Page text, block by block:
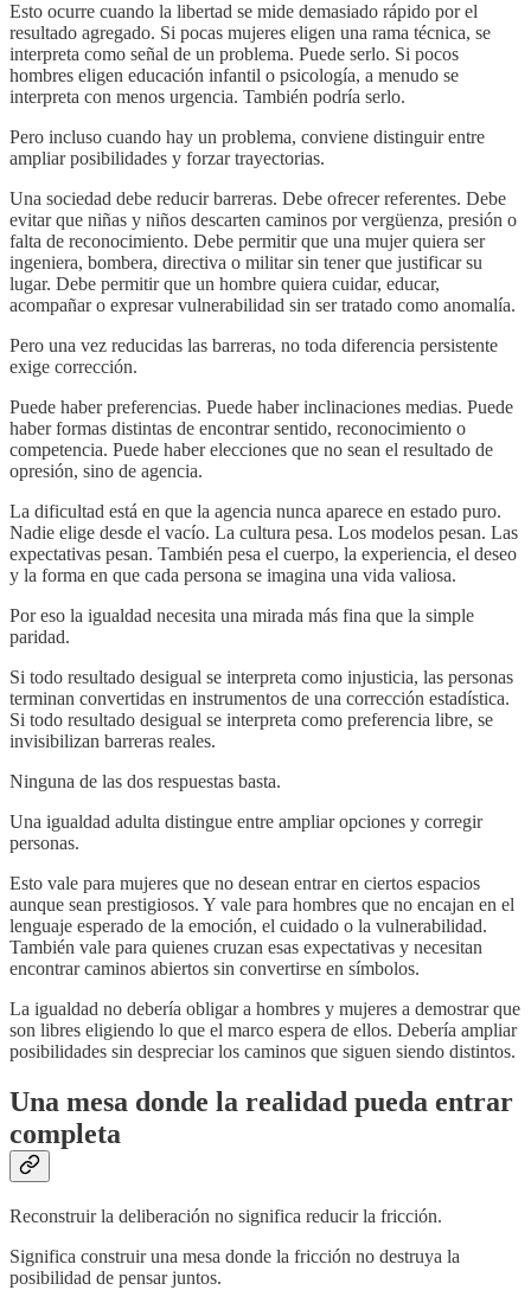
Esto ocurre cuando la libertad se mide demasiado rápido por el
resultado agregado. Si pocas mujeres eligen una rama técnica, se
interpreta como señal de un problema. Puede serlo. Si pocos
hombres eligen educación infantil o psicología, a menudo se
interpreta con menos urgencia. También podría serlo.
Pero incluso cuando hay un problema, conviene distinguir entre
ampliar posibilidades y forzar trayectorias.
Una sociedad debe reducir barreras. Debe ofrecer referentes. Debe
evitar que niñas y niños descarten caminos por vergüenza, presión o
falta de reconocimiento. Debe permitir que una mujer quiera ser
ingeniera, bombera, directiva o militar sin tener que justificar su
lugar. Debe permitir que un hombre quiera cuidar, educar,
acompañar o expresar vulnerabilidad sin ser tratado como anomalía.
Pero una vez reducidas las barreras, no toda diferencia persistente
exige corrección.
Puede haber preferencias. Puede haber inclinaciones medias. Puede
haber formas distintas de encontrar sentido, reconocimiento o
competencia. Puede haber elecciones que no sean el resultado de
opresión, sino de agencia.
La dificultad está en que la agencia nunca aparece en estado puro.
Nadie elige desde el vacío. La cultura pesa. Los modelos pesan. Las
expectativas pesan. También pesa el cuerpo, la experiencia, el deseo
y la forma en que cada persona se imagina una vida valiosa.
Por eso la igualdad necesita una mirada más fina que la simple
paridad.
Si todo resultado desigual se interpreta como injusticia, las personas
terminan convertidas en instrumentos de una corrección estadística.
Si todo resultado desigual se interpreta como preferencia libre, se
invisibilizan barreras reales.
Ninguna de las dos respuestas basta.
Una igualdad adulta distingue entre ampliar opciones y corregir
personas.
Esto vale para mujeres que no desean entrar en ciertos espacios
aunque sean prestigiosos. Y vale para hombres que no encajan en el
lenguaje esperado de la emoción, el cuidado o la vulnerabilidad.
También vale para quienes cruzan esas expectativas y necesitan
encontrar caminos abiertos sin convertirse en símbolos.
La igualdad no debería obligar a hombres y mujeres a demostrar que
son libres eligiendo lo que el marco espera de ellos. Debería ampliar
posibilidades sin despreciar los caminos que siguen siendo distintos.
Una mesa donde la realidad pueda entrar
completa
Reconstruir la deliberación no significa reducir la fricción.
Significa construir una mesa donde la fricción no destruya la
posibilidad de pensar juntos.